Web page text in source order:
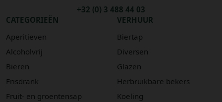
+32 (0) 3 488 44 03
CATEGORIEËN
Aperitieven
Alcoholvrij
Bieren
Frisdrank
Fruit- en groentensap
VERHUUR
Biertap
Diversen
Glazen
Herbruikbare bekers
Koeling